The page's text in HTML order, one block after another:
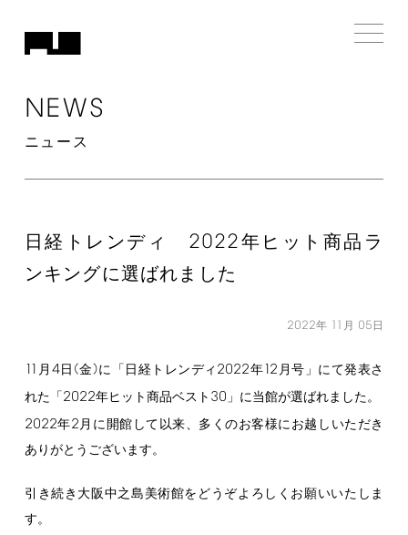
NEWS
ニュース
日経トレンディ 2022年ヒット商品ラ
ンキングに選ばれました
2022年 11 月 05 日
11 月 4日 (金)に「日経トレンディ 2022年12月号」にて発表さ
れた「 2022年ヒット商品ベスト 30」に当館が選ばれました。
2022年2月に開館して以来、多くのお客様にお越しいただき
ありがとうございます。
引き続き大阪中之島美術館をどうぞよろしくお願いいたしま
す。